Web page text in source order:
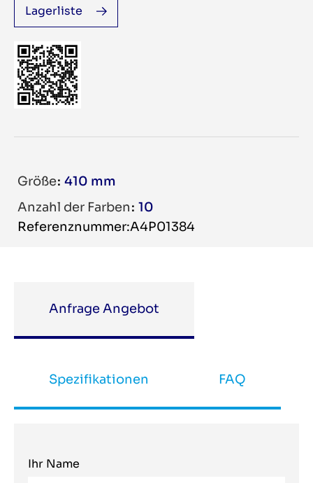
Lagerliste
Größe 410 mm
Anzahl der Farben 10
Referenznummer:A4P01384
Anfrage Angebot
Spezifikationen FAQ
Ihr Name